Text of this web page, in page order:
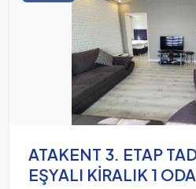
ATAKENT 3. ETAP
EŞYALI KİRALIK 1